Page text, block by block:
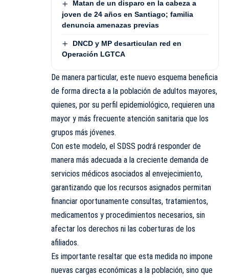
Matan de un disparo en la cabeza a
joven de 24 años en Santiago; familia
denuncia amenazas previas
DNCD y MP desarticulan red en
Operación LGTCA
De manera particular, este nuevo esquema beneficia
de forma directa a la población de adultos mayores,
quienes, por su perfil epidemiológico, requieren una
mayor y más frecuente atención sanitaria que los
grupos más jóvenes.
Con este modelo, el SDSS podrá responder de
manera más adecuada a la creciente demanda de
servicios médicos asociados al envejecimiento,
garantizando que los recursos asignados permitan
financiar oportunamente consultas, tratamientos,
medicamentos y procedimientos necesarios, sin
afectar los derechos ni las coberturas de los
afiliados.
Es importante resaltar que esta medida no impone
nuevas cargas económicas a la población, sino que